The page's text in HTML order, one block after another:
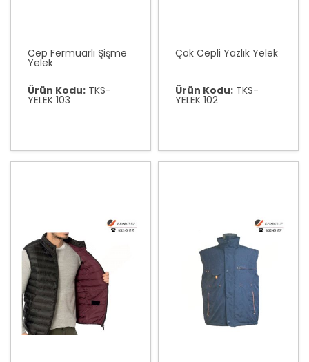
Cep Fermuarlı Şişme
Yelek
Ürün Kodu: TKS-
YELEK 103
Çok Cepli Yazlık Yelek
Ürün Kodu: TKS-
YELEK 102